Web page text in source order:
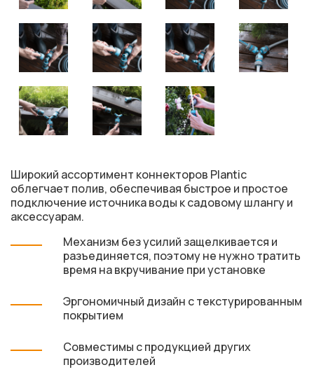
Широкий ассортимент коннекторов Plantic
облегчает полив, обеспечивая быстрое и простое
подключение источника воды к садовому шлангу и
аксессуарам.
Механизм без усилий защелкивается и
разъединяется, поэтому не нужно тратить
время на вкручивание при установке
Эргономичный дизайн с текстурированным
покрытием
Совместимы с продукцией других
производителей